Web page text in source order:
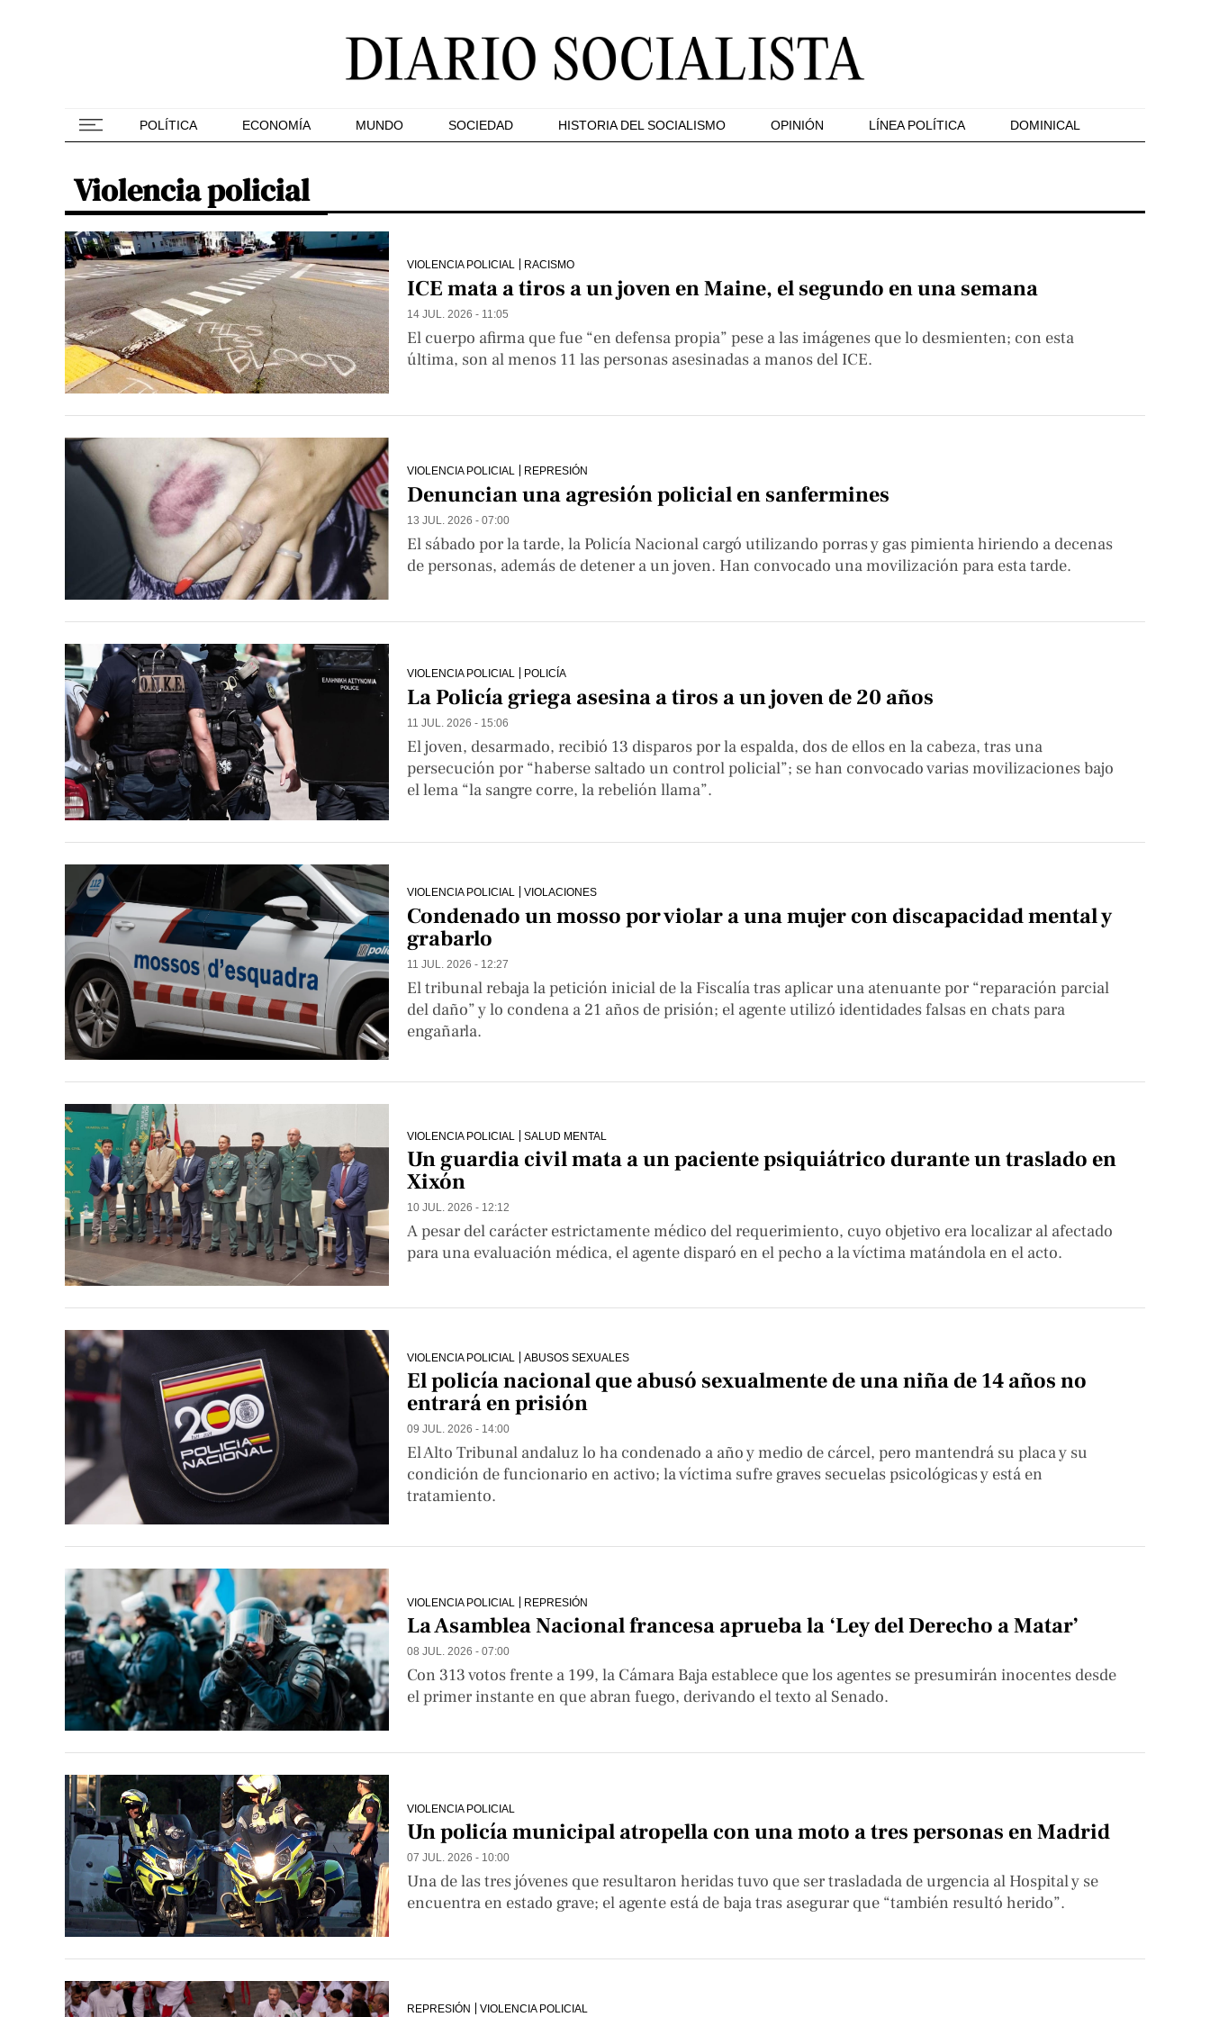
POLÍTICA ECONOMÍA MUNDO SOCIEDAD HISTORIA DEL SOCIALISMO OPINIÓN LÍNEA POLÍTICA DOMINICAL
Violencia policial
VIOLENCIA POLICIAL RACISMO
ICE mata a tiros a un joven en Maine, el segundo en una semana
14 JUL. 2026 - 11:05
El cuerpo afirma que fue “en defensa propia” pese a las imágenes que lo desmienten; con esta
última, son al menos 11 las personas asesinadas a manos del ICE.
VIOLENCIA POLICIAL REPRESIÓN
Denuncian una agresión policial en sanfermines
13 JUL. 2026 - 07:00
El sábado por la tarde, la Policía Nacional cargó utilizando porras y gas pimienta hiriendo a decenas
de personas, además de detener a un joven. Han convocado una movilización para esta tarde.
VIOLENCIA POLICIAL POLICÍA
La Policía griega asesina a tiros a un joven de 20 años
11 JUL. 2026 - 15:06
El joven, desarmado, recibió 13 disparos por la espalda, dos de ellos en la cabeza, tras una
persecución por “haberse saltado un control policial”; se han convocado varias movilizaciones bajo
el lema “la sangre corre, la rebelión llama”.
VIOLENCIA POLICIAL VIOLACIONES
Condenado un mosso por violar a una mujer con discapacidad mental y
grabarlo
11 JUL. 2026 - 12:27
El tribunal rebaja la petición inicial de la Fiscalía tras aplicar una atenuante por “reparación parcial
del daño” y lo condena a 21 años de prisión; el agente utilizó identidades falsas en chats para
engañarla.
VIOLENCIA POLICIAL SALUD MENTAL
Un guardia civil mata a un paciente psiquiátrico durante un traslado en
Xixón
10 JUL. 2026 - 12:12
A pesar del carácter estrictamente médico del requerimiento, cuyo objetivo era localizar al afectado
para una evaluación médica, el agente disparó en el pecho a la víctima matándola en el acto.
VIOLENCIA POLICIAL ABUSOS SEXUALES
El policía nacional que abusó sexualmente de una niña de 14 años no
entrará en prisión
09 JUL. 2026 - 14:00
El Alto Tribunal andaluz lo ha condenado a año y medio de cárcel, pero mantendrá su placa y su
condición de funcionario en activo; la víctima sufre graves secuelas psicológicas y está en
tratamiento.
VIOLENCIA POLICIAL REPRESIÓN
La Asamblea Nacional francesa aprueba la ‘Ley del Derecho a Matar’
08 JUL. 2026 - 07:00
Con 313 votos frente a 199, la Cámara Baja establece que los agentes se presumirán inocentes desde
el primer instante en que abran fuego, derivando el texto al Senado.​​​​​​​
VIOLENCIA POLICIAL
Un policía municipal atropella con una moto a tres personas en Madrid
07 JUL. 2026 - 10:00
Una de las tres jóvenes que resultaron heridas tuvo que ser trasladada de urgencia al Hospital​​​​​​​ y se
encuentra en estado grave; el agente está de baja tras asegurar que “también resultó herido”.
REPRESIÓN VIOLENCIA POLICIAL